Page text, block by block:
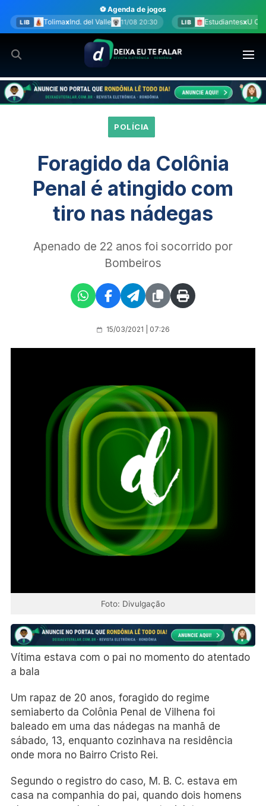
para
o
conteúdo
⚽ Agenda de jogos
del Valle
11/08 20:30 LIB Estudiantes U Católica 11/08 20:30
POLÍCIA
Foragido da Colônia
Penal é atingido com
tiro nas nádegas
Apenado de 22 anos foi socorrido por
Bombeiros
15/03/2021 | 07:26
Foto: Divulgação
Vítima estava com o pai no momento do atentado
a bala
Um rapaz de 20 anos, foragido do regime
semiaberto da Colônia Penal de Vilhena foi
baleado em uma das nádegas na manhã de
sábado, 13, enquanto cozinhava na residência
onde mora no Bairro Cristo Rei.
Segundo o registro do caso, M. B. C. estava em
casa na companhia do pai, quando dois homens